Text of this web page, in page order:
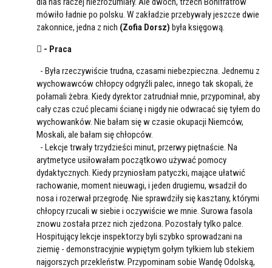
mówiło ładnie po polsku. W zakładzie przebywały jeszcze dwie
zakonnice, jedna z nich (Zofia Dorsz) była księgową.
 - Praca
- Była rzeczywiście trudna, czasami niebezpieczna. Jednemu z
wychowawców chłopcy odgryźli palec, innego tak skopali, że
połamali żebra. Kiedy dyrektor zatrudniał mnie, przypominał, aby
cały czas czuć plecami ścianę i nigdy nie odwracać się tyłem do
wychowanków. Nie bałam się w czasie okupacji Niemców,
Moskali, ale bałam się chłopców.
- Lekcje trwały trzydzieści minut, przerwy piętnaście. Na
arytmetyce usiłowałam początkowo używać pomocy
dydaktycznych. Kiedy przyniosłam patyczki, mające ułatwić
rachowanie, moment nieuwagi, i jeden drugiemu, wsadził do
nosa i rozerwał przegrodę. Nie sprawdziły się kasztany, którymi
chłopcy rzucali w siebie i oczywiście we mnie. Surowa fasola
znowu została przez nich zjedzona. Pozostały tylko palce.
Hospitujący lekcje inspektorzy byli szybko sprowadzani na
ziemię - demonstracyjnie wypiętym gołym tyłkiem lub stekiem
najgorszych przekleństw. Przypominam sobie Wandę Odolską,